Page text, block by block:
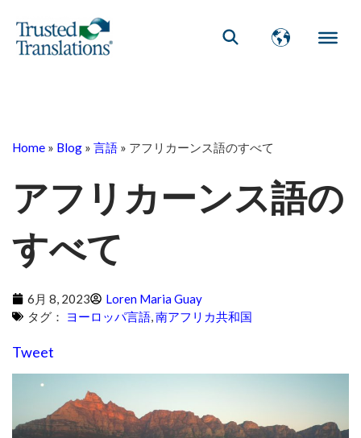
Home » Blog » 言語 » アフリカーンス語のすべて
アフリカーンス語の
すべて
6月 8, 2023
Loren Maria Guay
タグ：
ヨーロッパ言語,南アフリカ共和国
Tweet